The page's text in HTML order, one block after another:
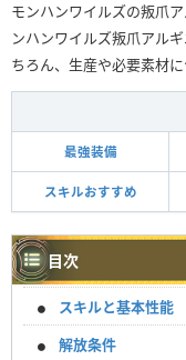
モンハンワイルズの叛爪
ンハンワイルズ叛爪アル
ちろん、生産や必要素材に
最強装備
スキルおすすめ
目次
スキルと基本性能
解放条件